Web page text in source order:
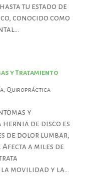
tu estado de
conocido como
y Tratamiento
, Quiropráctica
y
de disco es
de dolor lumbar,
a miles de
movilidad y la...